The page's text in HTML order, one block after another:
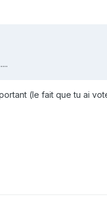
(le fait que tu ai